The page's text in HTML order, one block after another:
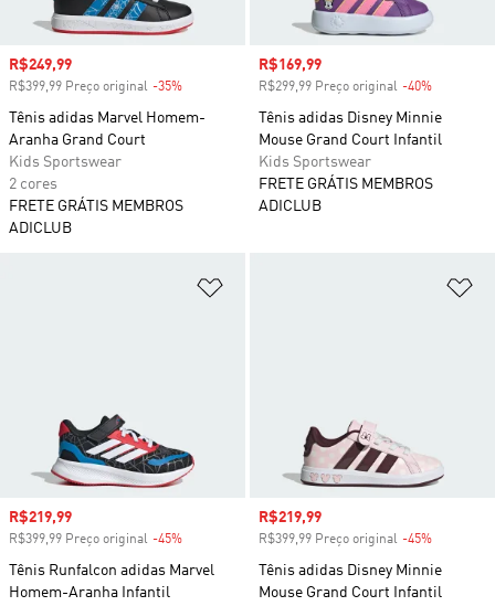
Preço com desconto
R$249,99
R$399,99 Preço original -35%
Tênis adidas Marvel Homem-
Aranha Grand Court
Kids Sportswear
2 cores
FRETE GRÁTIS MEMBROS
ADICLUB
Preço com desconto
R$169,99
R$299,99 Preço original -40%
Tênis adidas Disney Minnie
Mouse Grand Court Infantil
Kids Sportswear
FRETE GRÁTIS MEMBROS
ADICLUB
Preço com desconto
R$219,99
R$399,99 Preço original -45%
Tênis Runfalcon adidas Marvel
Homem-Aranha Infantil
Preço com desconto
R$219,99
R$399,99 Preço original -45%
Tênis adidas Disney Minnie
Mouse Grand Court Infantil